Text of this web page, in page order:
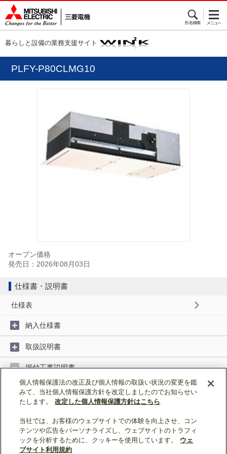
暮らしと設備の業務支援サイト
PLFY-P80CLMG10
オープン価格
発売日：2026年08月03日
仕様書・説明書
仕様表
納入仕様書
取扱説明書
据付工事説明書
据付工事説明書 (9MB)
ページトップへ戻る
表示モード：
個人情報保護法の改正及び個人情報の取扱い状況の変更を鑑
みて、当社個人情報保護方針を改定しましたのでお知らせい
たします。
改定した個人情報保護方針はこちら
当社では、お客様のウェブサイトでの体験を向上させ、コン
テンツや広告をパーソナライズし、ウェブサイトのトラフィ
ックを分析するために、クッキーを使用しています。
ウェ
ブサイト利用規約